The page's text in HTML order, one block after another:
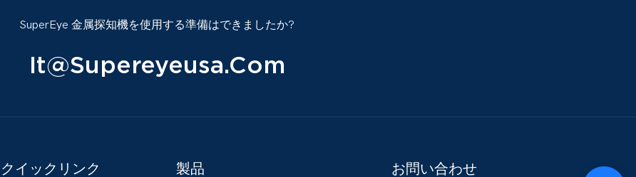
SuperEye 金属探知機を使用する準備はできましたか?
It@supereyeusa.com
クイックリンク 製品 お問い合わせ